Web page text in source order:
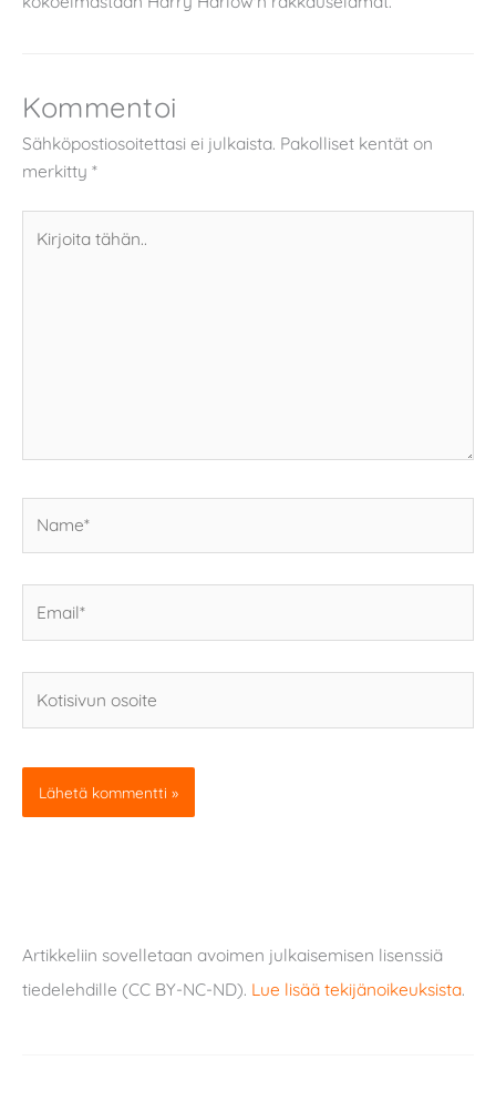
Kommentoi
Sähköpostiosoitettasi ei julkaista. Pakolliset kentät on
merkitty *
tähän..
osoite
Artikkeliin sovelletaan avoimen julkaisemisen lisenssiä
tiedelehdille (CC BY-NC-ND). Lue lisää tekijänoikeuksista.